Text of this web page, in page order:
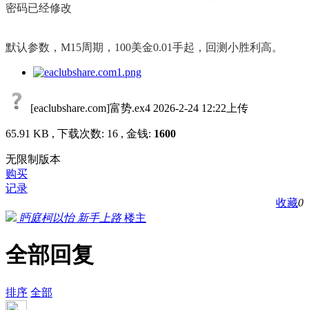
密码已经修改
默认参数，M15周期，100美金0.01手起，回测小胜利高。
[eaclubshare.com]富势.ex4 2026-2-24 12:22上传
65.91 KB , 下载次数: 16 , 金钱: 1600
无限制版本
购买
记录
收藏0
眄庭柯以怡 新手上路 楼主
全部回复
排序 全部